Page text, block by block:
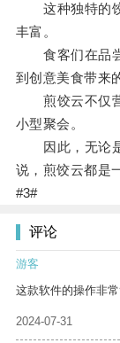
这种独特的饺
丰富。
食客们在品尝
到创意美食带来
煎饺云不仅营
小型聚会。
因此，无论是
说，煎饺云都是
#3#
评论
游客
这款软件的操作非
2024-07-31